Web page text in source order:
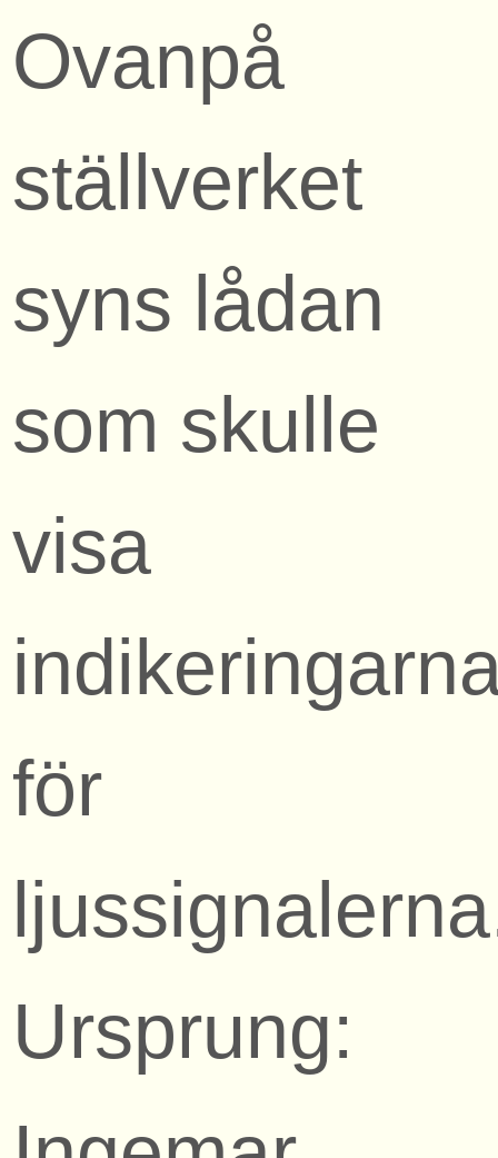
Ovanpå
ställverket
syns lådan
som skulle
visa
för
Ursprung: